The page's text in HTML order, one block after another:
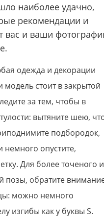
наиболее удачно,
рекомендации и
вас и ваши
одежда и декорации
модель стоит в закрытой
за тем, чтобы в
вытяните шею,
подбородок,
немного опустите,
Для более точеного и
позы, обратите
можно немного
изгибы как у буквы S.